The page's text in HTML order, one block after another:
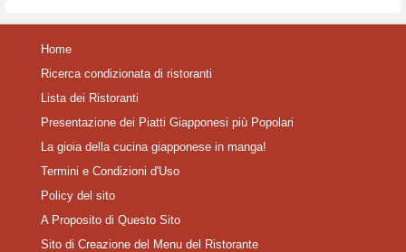
Home
Ricerca condizionata di ristoranti
Lista dei Ristoranti
Presentazione dei Piatti Giapponesi più Popolari
La gioia della cucina giapponese in manga!
Termini e Condizioni d'Uso
Policy del sito
A Proposito di Questo Sito
Sito di Creazione del Menu del Ristorante